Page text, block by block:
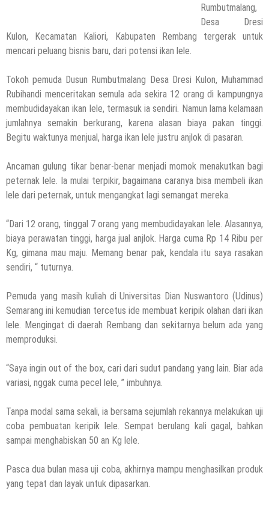
Rumbutmalang,
Desa Dresi
Kulon, Kecamatan Kaliori, Kabupaten Rembang tergerak untuk
mencari peluang bisnis baru, dari potensi ikan lele.
Tokoh pemuda Dusun Rumbutmalang Desa Dresi Kulon, Muhammad
Rubihandi menceritakan semula ada sekira 12 orang di kampungnya
membudidayakan ikan lele, termasuk ia sendiri. Namun lama kelamaan
jumlahnya semakin berkurang, karena alasan biaya pakan tinggi.
Begitu waktunya menjual, harga ikan lele justru anjlok di pasaran.
Ancaman gulung tikar benar-benar menjadi momok menakutkan bagi
peternak lele. Ia mulai terpikir, bagaimana caranya bisa membeli ikan
lele dari peternak, untuk mengangkat lagi semangat mereka.
“Dari 12 orang, tinggal 7 orang yang membudidayakan lele. Alasannya,
biaya perawatan tinggi, harga jual anjlok. Harga cuma Rp 14 Ribu per
Kg, gimana mau maju. Memang benar pak, kendala itu saya rasakan
sendiri, “ tuturnya.
Pemuda yang masih kuliah di Universitas Dian Nuswantoro (Udinus)
Semarang ini kemudian tercetus ide membuat keripik olahan dari ikan
lele. Mengingat di daerah Rembang dan sekitarnya belum ada yang
memproduksi.
“Saya ingin out of the box, cari dari sudut pandang yang lain. Biar ada
variasi, nggak cuma pecel lele, ” imbuhnya.
Tanpa modal sama sekali, ia bersama sejumlah rekannya melakukan uji
coba pembuatan keripik lele. Sempat berulang kali gagal, bahkan
sampai menghabiskan 50 an Kg lele.
Pasca dua bulan masa uji coba, akhirnya mampu menghasilkan produk
yang tepat dan layak untuk dipasarkan.